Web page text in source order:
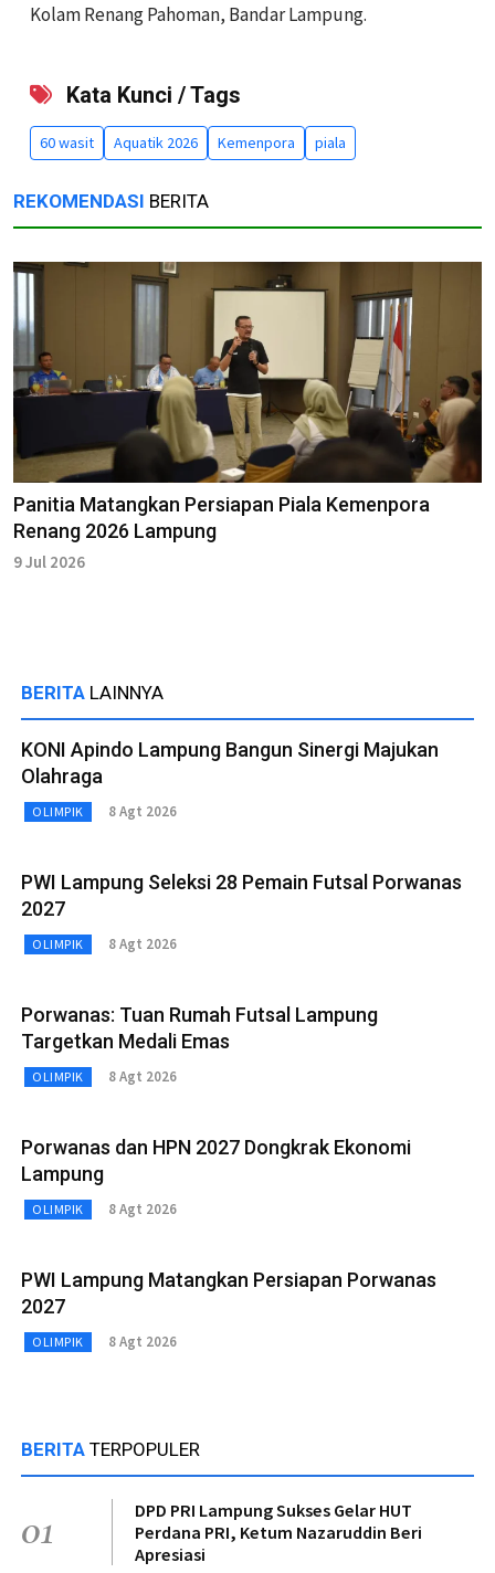
Kolam Renang Pahoman, Bandar Lampung.
Kata Kunci / Tags
60 wasit Aquatik 2026 Kemenpora piala
REKOMENDASI BERITA
Panitia Matangkan Persiapan Piala Kemenpora
Renang 2026 Lampung
9 Jul 2026
BERITA LAINNYA
KONI Apindo Lampung Bangun Sinergi Majukan
Olahraga
OLIMPIK 8 Agt 2026
PWI Lampung Seleksi 28 Pemain Futsal Porwanas
2027
OLIMPIK 8 Agt 2026
Porwanas: Tuan Rumah Futsal Lampung
Targetkan Medali Emas
OLIMPIK 8 Agt 2026
Porwanas dan HPN 2027 Dongkrak Ekonomi
Lampung
OLIMPIK 8 Agt 2026
PWI Lampung Matangkan Persiapan Porwanas
2027
OLIMPIK 8 Agt 2026
BERITA TERPOPULER
01
DPD PRI Lampung Sukses Gelar HUT
Perdana PRI, Ketum Nazaruddin Beri
Apresiasi